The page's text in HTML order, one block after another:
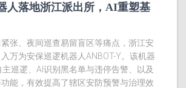
人落地浙江派出所，AI重塑基
张、夜间巡查易留盲区等痛点，浙江安
万为安保巡逻机器人ANBOT-Y。该机器
巡逻、AI识别黑名单与违停告警、以及
能，有效提高了辖区安防预警与治理效